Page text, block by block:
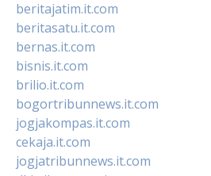
beritajatim.it.com
beritasatu.it.com
bernas.it.com
bisnis.it.com
brilio.it.com
bogortribunnews.it.com
jogjakompas.it.com
cekaja.it.com
jogjatribunnews.it.com